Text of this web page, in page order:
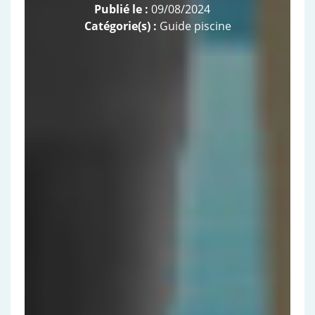
Publié le : 09/08/2024
Catégorie(s) : Guide piscine